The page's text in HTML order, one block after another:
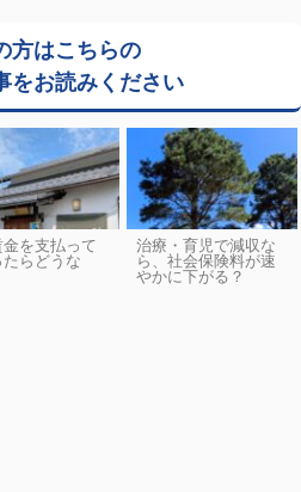
方はこちらの
をお読みください
を支払って
らどうな
治療・育児で減収な
ら、社会保険料が速
やかに下がる？